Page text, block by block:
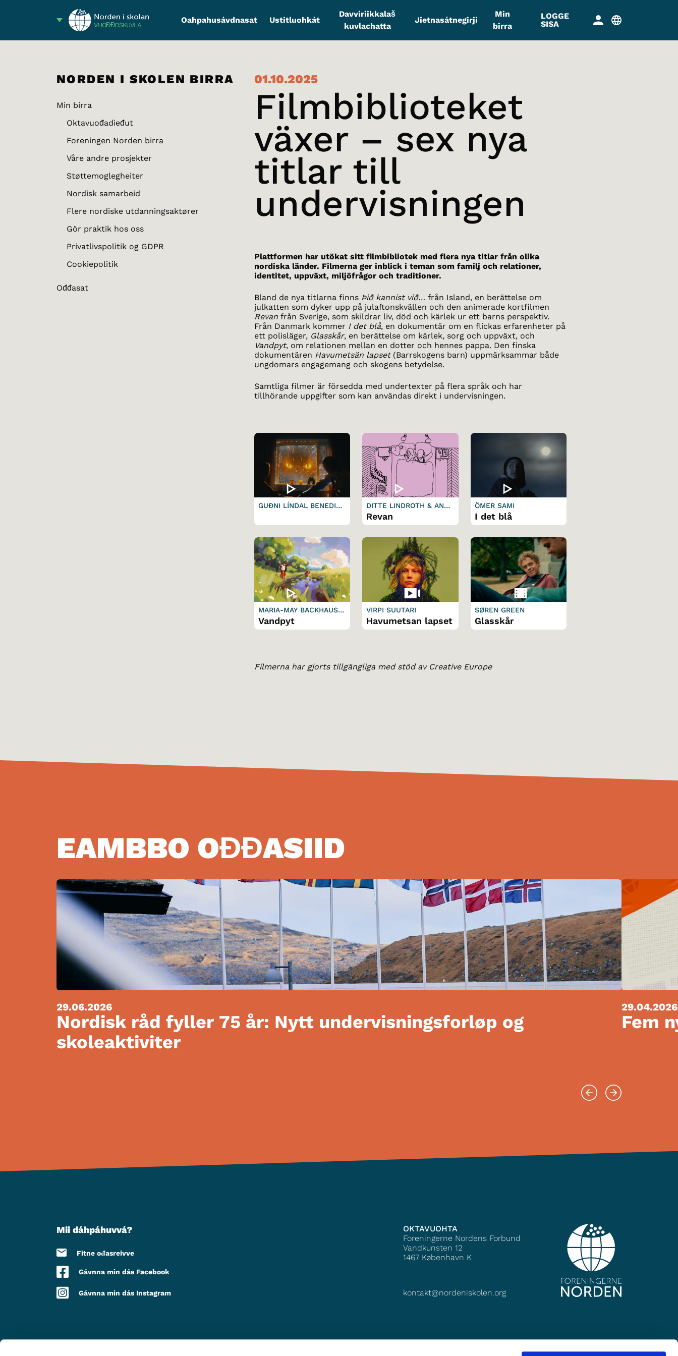
VUOĐĐOSKUVLA
Oahpahusávdnasat Ustitluohkát
Davviriikkalaš
kuvlachatta
Jietnasátnegirji
Min
birra
LOGGE
SISA
NORDEN I SKOLEN BIRRA
Min birra
Oktavuođadieđut
Foreningen Norden birra
Våre andre prosjekter
Støttemoglegheiter
Nordisk samarbeid
Flere nordiske utdanningsaktører
Gör praktik hos oss
Privatlivspolitik og GDPR
Cookiepolitik
Ođđasat
01.10.2025
Filmbiblioteket
växer – sex nya
titlar till
undervisningen
Plattformen har utökat sitt filmbibliotek med flera nya titlar från olika
nordiska länder. Filmerna ger inblick i teman som familj och relationer,
identitet, uppväxt, miljöfrågor och traditioner.
Bland de nya titlarna finns Þið kannist við… från Island, en berättelse om
julkatten som dyker upp på julaftonskvällen och den animerade kortfilmen
Revan från Sverige, som skildrar liv, död och kärlek ur ett barns perspektiv.
Från Danmark kommer I det blå, en dokumentär om en flickas erfarenheter på
ett polisläger, Glasskår, en berättelse om kärlek, sorg och uppväxt, och
Vandpyt, om relationen mellan en dotter och hennes pappa. Den finska
dokumentären Havumetsän lapset (Barrskogens barn) uppmärksammar både
ungdomars engagemang och skogens betydelse.
Samtliga filmer är försedda med undertexter på flera språk och har
tillhörande uppgifter som kan användas direkt i undervisningen.
GUÐNI LÍNDAL BENEDIKT
DITTE LINDROTH & ANNA
FURENMO
Revan
ÖMER SAMI
I det blå
MARIA-MAY BACKHAUS B
ROWN & MADS THEODOR
BONDE
Vandpyt
VIRPI SUUTARI
Havumetsan lapset
SØREN GREEN
Glasskår
Filmerna har gjorts tillgängliga med stöd av Creative Europe
EAMBBO OĐĐASIID
29.06.2026
Nordisk råd fyller 75 år: Nytt undervisningsforløp og
skoleaktiviter
29.04.2026
Fem
Mii dáhpáhuvvá?
Fitne ođasreivve
Gávnna min dás Facebook
Gávnna min dás Instagram
OKTAVUOHTA
Foreningerne Nordens Forbund
Vandkunsten 12
1467 København K
kontakt@nordeniskolen.org